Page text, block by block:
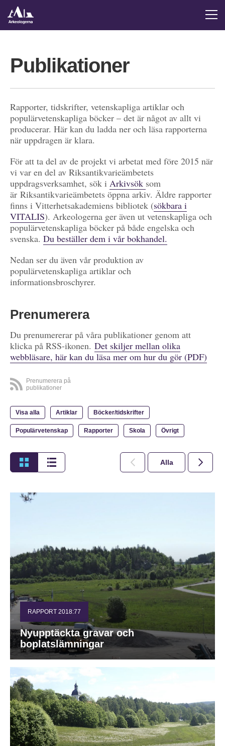
Publikationer
Rapporter, tidskrifter, vetenskapliga artiklar och
populärvetenskapliga böcker – det är något av allt vi
producerar. Här kan du ladda ner och läsa rapporterna
när uppdragen är klara.
För att ta del av de projekt vi arbetat med före 2015 när
vi var en del av Riksantikvarieämbetets
uppdragsverksamhet, sök i Arkivsök som
är Riksantikvarieämbetets öppna arkiv. Äldre rapporter
finns i Vitterhetsakademiens bibliotek (sökbara i
VITALIS). Arkeologerna ger även ut vetenskapliga och
populärvetenskapliga böcker på både engelska och
svenska. Du beställer dem i vår bokhandel.
Nedan ser du även vår produktion av
populärvetenskapliga artiklar och
informationsbroschyrer.
Prenumerera
Du prenumererar på våra publikationer genom att
klicka på RSS-ikonen. Det skiljer mellan olika
webbläsare, här kan du läsa mer om hur du gör (PDF)
Prenumerera på
publikationer
Visa alla Artiklar Böcker/tidskrifter
Populärvetenskap Rapporter Skola Övrigt
Alla 2026
RAPPORT 2018:77
Nyupptäckta gravar och
boplatslämningar